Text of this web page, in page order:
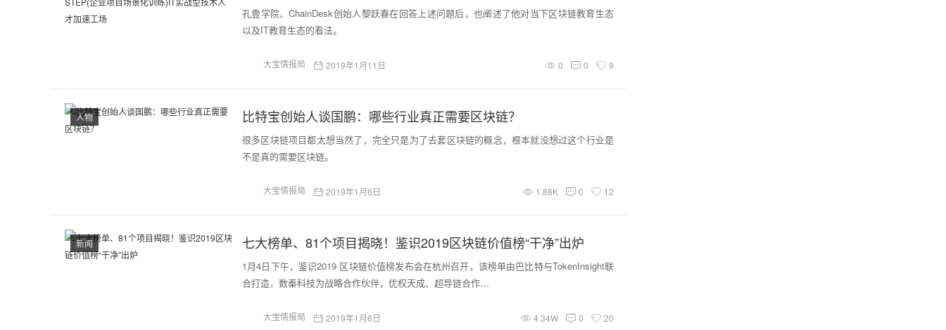
孔壹学院、ChainDesk创始人黎跃春在回答上述问题后，也阐述了他对当下区块链教育生态
以及IT教育生态的看法。
大宝情报局 2019年1月11日 0 0 9
比特宝创始人谈国鹏：哪些行业真正需要区块链？
人物
很多区块链项目都太想当然了，完全只是为了去套区块链的概念，根本就没想过这个行业是
不是真的需要区块链。
大宝情报局 2019年1月6日 1.88K 0 12
七大榜单、81个项目揭晓！鉴识2019区块链价值榜“干净”出炉
新闻
1月4日下午，鉴识2019·区块链价值榜发布会在杭州召开，该榜单由巴比特与TokenInsight联
合打造，数秦科技为战略合作伙伴，优权天成、超导链合作…
大宝情报局 2019年1月6日 4.34W 0 20